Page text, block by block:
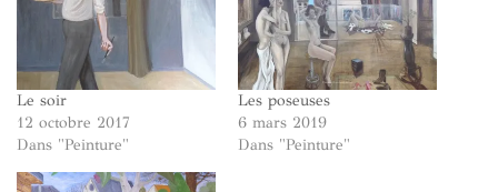
Le soir
12 octobre 2017
Dans "Peinture"
Les poseuses
6 mars 2019
Dans "Peinture"